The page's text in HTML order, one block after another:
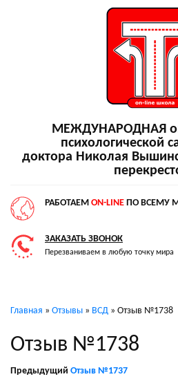
МЕЖДУНАРОДНАЯ
психологической
доктора Николая
РАБОТАЕМ ON-LINE ПО ВСЕМУ
ЗАКАЗАТЬ ЗВОНОК
Перезваниваем в любую точку мира
Главная » Отзывы » ВСД » Отзыв №1738
Отзыв №1738
Предыдущий Отзыв №1737